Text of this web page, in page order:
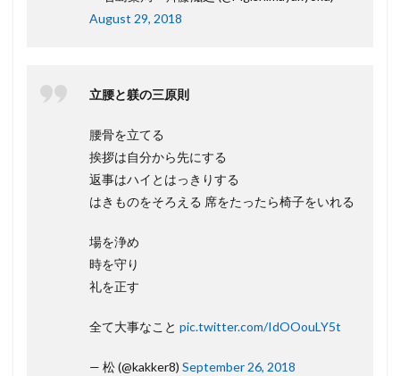
August 29, 2018
立腰と躾の三原則
腰骨を立てる
挨拶は自分から先にする
返事はハイとはっきりする
はきものをそろえる 席をたったら椅子をいれる
場を浄め
時を守り
礼を正す
全て大事なこと pic.twitter.com/IdOOouLY5t
— 松 (@kakker8) September 26, 2018